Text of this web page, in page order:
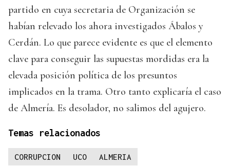
partido en cuya secretaria de Organización se
habían relevado los ahora investigados Ábalos y
Cerdán. Lo que parece evidente es que el elemento
clave para conseguir las supuestas mordidas era la
elevada posición política de los presuntos
implicados en la trama. Otro tanto explicaría el caso
de Almería. Es desolador, no salimos del agujero.
Temas relacionados
CORRUPCION UCO ALMERIA